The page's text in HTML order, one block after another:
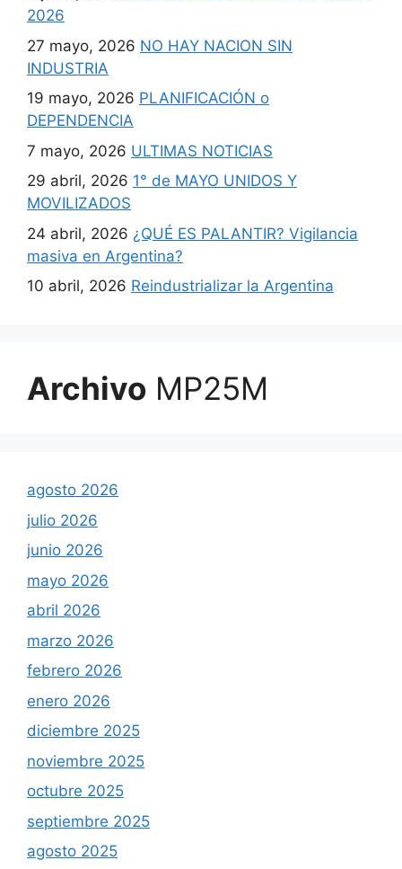
2026
27 mayo, 2026 NO HAY NACION SIN
INDUSTRIA
19 mayo, 2026 PLANIFICACIÓN o
DEPENDENCIA
7 mayo, 2026 ULTIMAS NOTICIAS
29 abril, 2026 1° de MAYO UNIDOS Y
MOVILIZADOS
24 abril, 2026 ¿QUÉ ES PALANTIR? Vigilancia
masiva en Argentina?
10 abril, 2026 Reindustrializar la Argentina
Archivo MP25M
agosto 2026
julio 2026
junio 2026
mayo 2026
abril 2026
marzo 2026
febrero 2026
enero 2026
diciembre 2025
noviembre 2025
octubre 2025
septiembre 2025
agosto 2025